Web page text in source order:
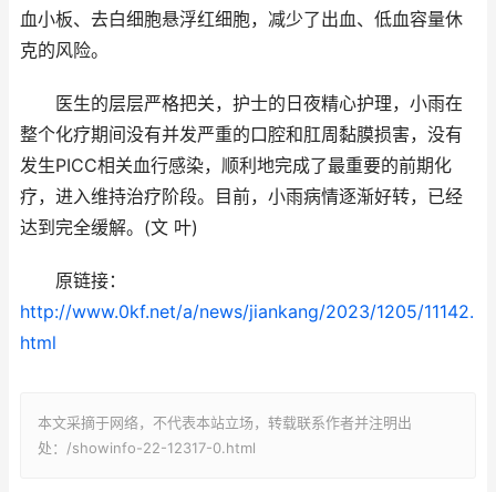
血小板、去白细胞悬浮红细胞，减少了出血、低血容量休
克的风险。
医生的层层严格把关，护士的日夜精心护理，小雨在
整个化疗期间没有并发严重的口腔和肛周黏膜损害，没有
发生PICC相关血行感染，顺利地完成了最重要的前期化
疗，进入维持治疗阶段。目前，小雨病情逐渐好转，已经
达到完全缓解。(文 叶)
原链接：
http://www.0kf.net/a/news/jiankang/2023/1205/11142.
html
本文采摘于网络，不代表本站立场，转载联系作者并注明出
处：/showinfo-22-12317-0.html